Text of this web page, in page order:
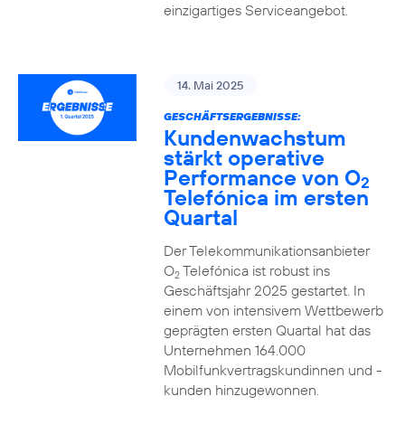
einzigartiges Serviceangebot.
14. Mai 2025
GESCHÄFTSERGEBNISSE:
Kundenwachstum
stärkt operative
Performance von O2
Telefónica im ersten
Quartal
Der Telekommunikationsanbieter
O2Telefónica ist robust ins
Geschäftsjahr 2025 gestartet. In
einem von intensivem Wettbewerb
geprägten ersten Quartal hat das
Unternehmen 164.000
Mobilfunkvertragskundinnen und -
kunden hinzugewonnen.